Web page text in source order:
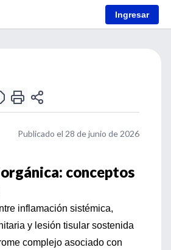
Ingresar
Publicado el 28 de junio de 2026
conceptos
inflamación sistémica,
y lesión tisular sostenida
complejo asociado con